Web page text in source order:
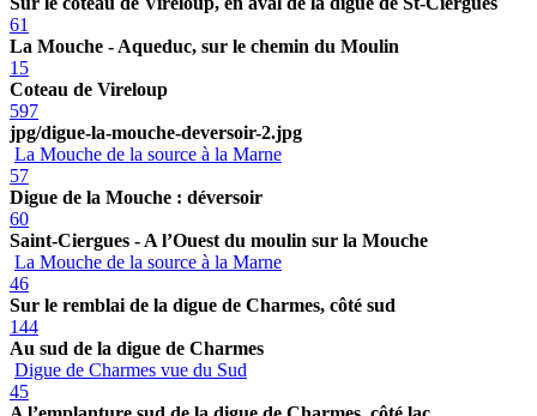
61
La Mouche - Aqueduc, sur le chemin du Moulin
15
Coteau de Vireloup
597
jpg/digue-la-mouche-deversoir-2.jpg
La Mouche de la source à la Marne
57
Digue de la Mouche : déversoir
60
Saint-Ciergues - A l’Ouest du moulin sur la Mouche
La Mouche de la source à la Marne
46
Sur le remblai de la digue de Charmes, côté sud
144
Au sud de la digue de Charmes
Digue de Charmes vue du Sud
45